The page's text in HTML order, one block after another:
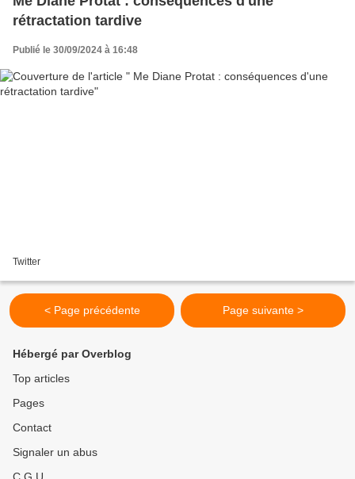
rétractation tardive
Publié le 30/09/2024 à 16:48
Twitter
< Page précédente Page suivante >
Hébergé par Overblog
Top articles
Pages
Contact
Signaler un abus